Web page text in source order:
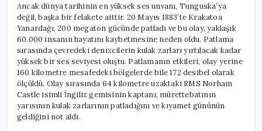
Ancak dünya tarihinin en yüksek ses unvanı, Tunguska’ya
değil, başka bir felakete aittir. 20 Mayıs 1883’te Krakatoa
Yanardağı, 200 megaton gücünde patladı ve bu olay, yaklaşık
60.000 insanın hayatını kaybetmesine neden oldu. Patlama
sırasında çevredeki denizcilerin kulak zarları yırtılacak kadar
yüksek bir ses seviyesi oluştu. Patlamanın etkileri, olay yerine
160 kilometre mesafedeki bölgelerde bile 172 desibel olarak
ölçüldü. Olay sırasında 64 kilometre uzaktaki RMS Norham
Castle isimli İngiliz gemisinin kaptanı, mürettebatının
yarısının kulak zarlarının patladığını ve kıyamet gününün
geldiğini not aldı.